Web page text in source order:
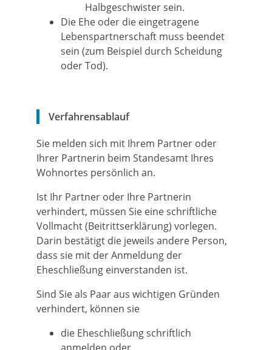
Halbgeschwister sein.
Die Ehe oder die eingetragene
Lebenspartnerschaft muss beendet
sein (zum Beispiel durch Scheidung
oder Tod).
Verfahrensablauf
Sie melden sich mit Ihrem Partner oder
Ihrer Partnerin beim Standesamt Ihres
Wohnortes persönlich an.
Ist Ihr Partner oder Ihre Partnerin
verhindert, müssen Sie eine schriftliche
Vollmacht (Beitrittserklärung) vorlegen.
Darin bestätigt die jeweils andere Person,
dass sie mit der Anmeldung der
Eheschließung einverstanden ist.
Sind Sie als Paar aus wichtigen Gründen
verhindert, können sie
die Eheschließung schriftlich